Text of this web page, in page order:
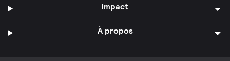
Impact
À propos